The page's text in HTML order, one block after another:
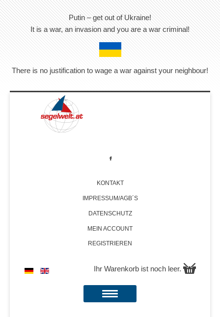
Putin – get out of Ukraine!
It is a war, an invasion and you are a war criminal!
There is no justification to wage a war against your neighbour!
KONTAKT
IMPRESSUM/AGB´S
DATENSCHUTZ
MEIN ACCOUNT
REGISTRIEREN
Ihr Warenkorb ist noch leer.